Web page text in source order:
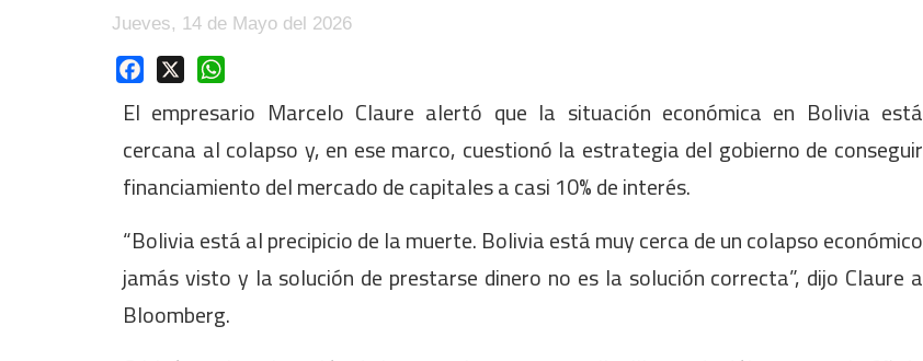
Jueves, 14 de Mayo del 2026
Facebook
El empresario Marcelo Claure alertó que la situación económica en Bolivia está
cercana al colapso y, en ese marco, cuestionó la estrategia del gobierno de conseguir
financiamiento del mercado de capitales a casi 10% de interés.
“Bolivia está al precipicio de la muerte. Bolivia está muy cerca de un colapso económico
jamás visto y la solución de prestarse dinero no es la solución correcta”, dijo Claure a
Bloomberg.